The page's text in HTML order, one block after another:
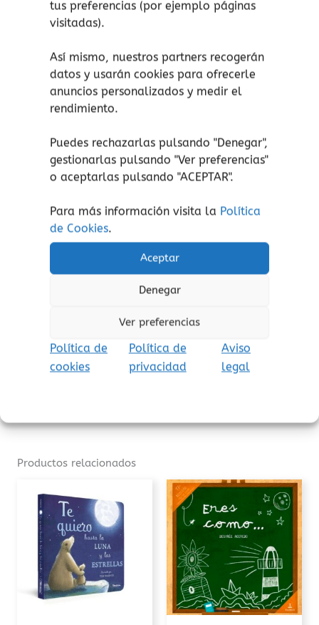
tus preferencias (por ejemplo páginas
visitadas).
Así mismo, nuestros partners recogerán
datos y usarán cookies para ofrecerle
anuncios personalizados y medir el
rendimiento.
Puedes rechazarlas pulsando "Denegar",
gestionarlas pulsando "Ver preferencias"
o aceptarlas pulsando "ACEPTAR".
Para más información visita la Política
de Cookies.
Aceptar
Denegar
Ver preferencias
Política de
cookies
Política de
privacidad
Aviso
legal
Promover el espíritu navideño,
entendido como un tiempo de
otros.
Favorecer la lectura compartida,
generando espacios de diálogo entre
pequeños y adultos sobre solidaridad
Despertar la sensibilidad hacia la
diversidad, mostrando que en la
ciudad hay distintas realidades que
merecen atención y respeto.
Inspirar a niñas y niños a ser agentes
de cambio, demostrando que incluso
los más pequeños tienen un “gran
corazón” capaz de transformar el
Puedes leer las primeras páginas del libro
AQUÍ.
Productos relacionados
Este
se